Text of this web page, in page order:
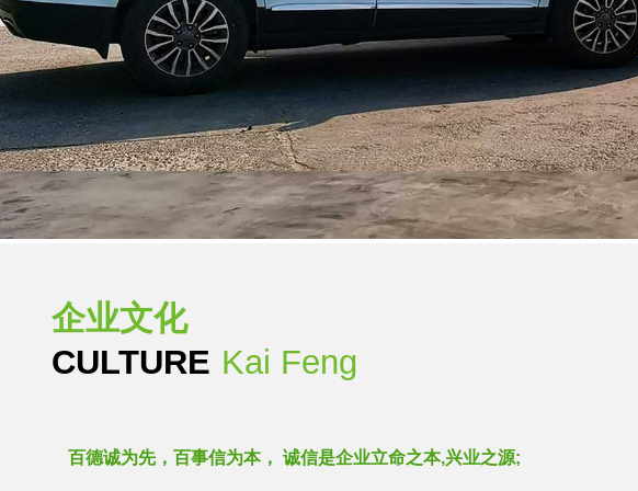
资质荣誉
HONORS
Kai Feng
解放恩想，勇于突破，开拓进取，与时俱进，不断提高企业的核心竞争力。